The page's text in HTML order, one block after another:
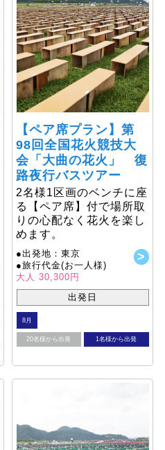
【ペア席プラン】第
98回全国花火競技大
会「大曲の花火」 復
路夜行バスツアー
2名様1区画のベンチに座
る【ペア席】付で場所取
りの心配なく花火を楽し
めます。
●出発地：東京
●旅行代金(お一人様)
大人 30,300円
出発日
8月
20名様から出発 1名様から出発